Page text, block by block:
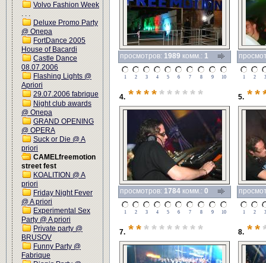
Volvo Fashion Week
. . .
Deluxe Promo Party
@ Опера
FortDance 2005
House of Bacardi
Castle Dance
08.07.2006
Flashing Lights @
Apriori
29.07.2006 fabrique
Night club awards
@ Опера
GRAND OPENING
@ OPERA
Suck or Die @ A
priori
CAMELfreemotion
street fest
KOALITION @ A
priori
Friday Night Fever
@ A priori
Experimental Sex
Party @ A priori
Private party @
BRUSOV
Funny Party @
Fabrique
просмотров: 1989 комм.: 1
1 2 3 4 5 6 7 8 9 10 1 2 3
4. **** ******
просмотров: 1784 комм.: 0
1 2 3 4 5 6 7 8 9 10
5.
1 2 3
7. ** ******** 8. **